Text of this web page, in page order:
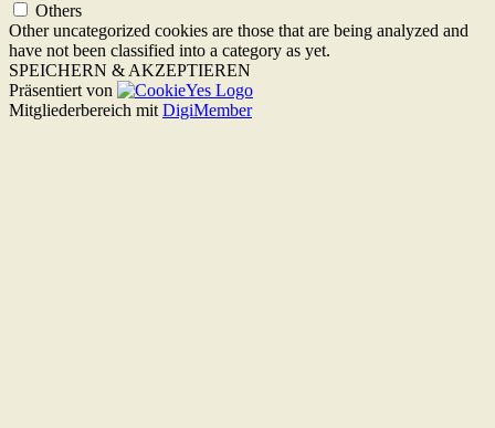
Others
Other uncategorized cookies are those that are being analyzed and
have not been classified into a category as yet.
SPEICHERN & AKZEPTIEREN
Präsentiert von
Mitgliederbereich mit DigiMember